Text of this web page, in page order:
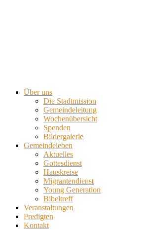
Über uns
Die Stadtmission
Gemeindeleitung
Wochenübersicht
Spenden
Bildergalerie
Gemeindeleben
Aktuelles
Gottesdienst
Hauskreise
Migrantendienst
Young Generation
Bibeltreff
Veranstaltungen
Predigten
Kontakt